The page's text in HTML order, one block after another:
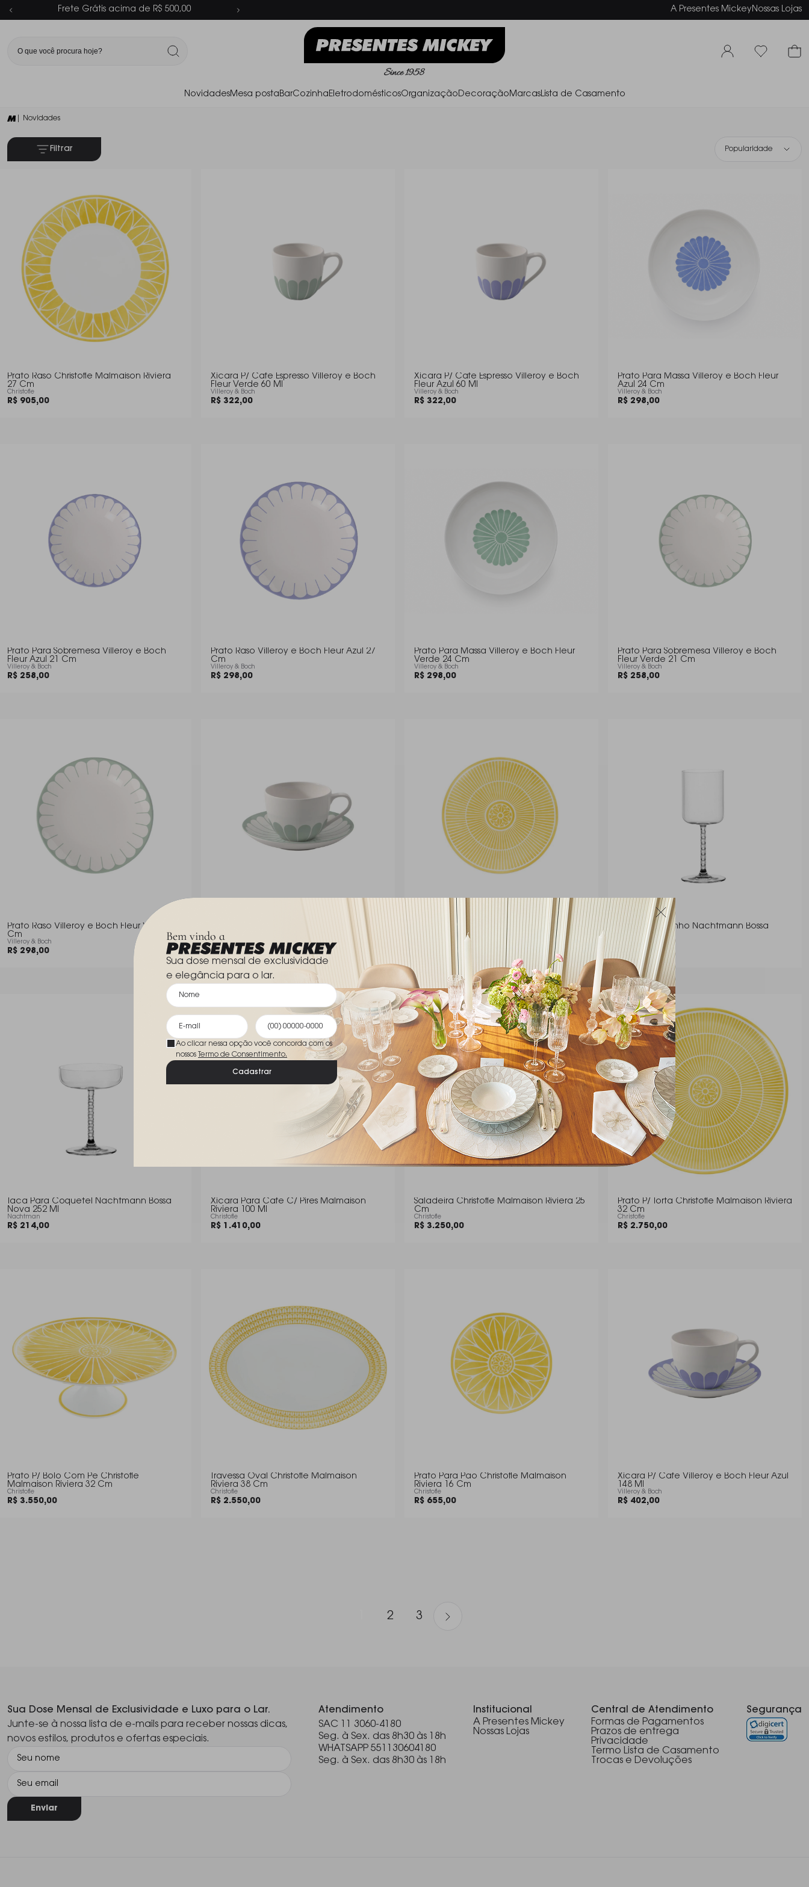
Bem vindo a
Sua dose mensal de exclusividade
e elegância para o lar.
Ao clicar nessa opção você concorda com os
nossos Termo de Consentimento.
Cadastrar
Parcelamento em até 6x sem juros A Presentes MickeyNossas Lojas
NovidadesMesa postaBarCozinhaEletrodomésticosOrganizaçãoDecoraçãoMarcasLista de Casamento
| Novidades
Filtrar Popularidade
Prato Raso Christofle Malmaison Riviera
27 Cm
Christofle
R$ 905,00
Xicara P/ Cafe Espresso Villeroy e Boch
Fleur Verde 60 Ml
Villeroy & Boch
R$ 322,00
Xicara P/ Cafe Espresso Villeroy e Boch
Fleur Azul 60 Ml
Villeroy & Boch
R$ 322,00
Prato Para Massa Villeroy e Boch Fleur
Azul 24 Cm
Villeroy & Boch
R$ 298,00
Prato Para Sobremesa Villeroy e Boch
Fleur Azul 21 Cm
Villeroy & Boch
R$ 258,00
Prato Raso Villeroy e Boch Fleur Azul 27
Cm
Villeroy & Boch
R$ 298,00
Prato Para Massa Villeroy e Boch Fleur
Verde 24 Cm
Villeroy & Boch
R$ 298,00
Prato Para Sobremesa Villeroy e Boch
Fleur Verde 21 Cm
Villeroy & Boch
R$ 258,00
Prato Raso Villeroy e Boch Fleur Verde 27
Cm
Villeroy & Boch
R$ 298,00
Verde 148 Ml
Villeroy & Boch
R$ 402,00
Prato Para Sobremesa Christofle
Malmaison Riviera 21 Cm
R$ 835,00
Tacas Para Vinho Nachtmann Bossa
Nova 435 Ml
Nachtman
R$ 214,00
Taca Para Coquetel Nachtmann Bossa
Nova 252 Ml
Nachtman
R$ 214,00
Xicara Para Cafe C/ Pires Malmaison
Riviera 100 Ml
Christofle
R$ 1.410,00
Saladeira Christofle Malmaison Riviera 25
Cm
Christofle
R$ 3.250,00
Prato P/ Torta Christofle Malmaison Riviera
32 Cm
Christofle
R$ 2.750,00
Prato P/ Bolo Com Pe Christofle
Malmaison Riviera 32 Cm
Christofle
R$ 3.550,00
Travessa Oval Christofle Malmaison
Riviera 38 Cm
Christofle
R$ 2.550,00
Prato Para Pao Christofle Malmaison
Riviera 16 Cm
Christofle
R$ 655,00
Xicara P/ Cafe Villeroy e Boch Fleur Azul
148 Ml
Villeroy & Boch
R$ 402,00
2 3
Sua Dose Mensal de Exclusividade e Luxo para o Lar.
Junte-se à nossa lista de e-mails para receber nossas dicas,
novos estilos, produtos e ofertas especiais.
Enviar
Atendimento
SAC 11 3060-4180
Seg. à Sex. das 8h30 às 18h
WHATSAPP 551130604180
Seg. à Sex. das 8h30 às 18h
Institucional
A Presentes Mickey
Nossas Lojas
Central de Atendimento
Formas de Pagamentos
Prazos de entrega
Privacidade
Termo Lista de Casamento
Trocas e Devoluções
Segurança